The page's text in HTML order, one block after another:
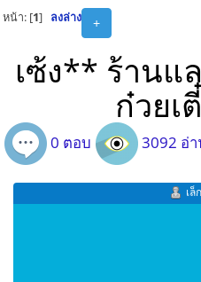
+
หน้า: [1] ลงล่าง
เซ้ง** ร้านแ
ก๋วยเ
0 ตอบ 3092 อ่
เ